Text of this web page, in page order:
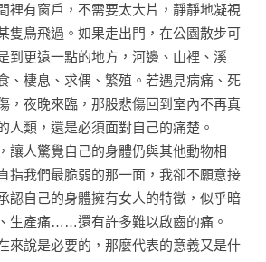
睛是假的。
小孩子則是長大變成完全不同的人。
女兒會夢見自己變成一隻鳥。
回到那座湖，在遠途的遷徙疲累之後，
谷地之後。
而她們永遠安全。
沒有在山上遇到那個男人，或許有天我
回家。當牠生病的時候，我會帶牠去看
裡有窗戶，不需要太大片，靜靜地凝視
隻鳥飛過。如果走出門，在公園散步可
到更遠一點的地方，河邊、山裡、溪
、棲息、求偶、繁殖。若遇見病痛、死
，夜晚來臨，那股悲傷回到室內不再真
人類，還是必須面對自己的痛楚。
讓人驚覺自己的身體仍與其他動物相
指我們最脆弱的那一面，我卻不願意接
認自己的身體擁有女人的特徵，似乎暗
生產痛……還有許多難以啟齒的痛。
來說是必要的，那麼代表的意義又是什